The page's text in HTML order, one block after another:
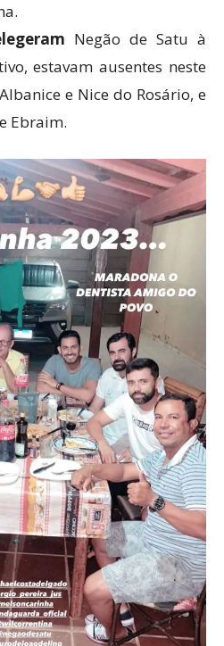
Negão de Satu à
estavam ausentes neste
e Nice do Rosário, e
Ebraim.